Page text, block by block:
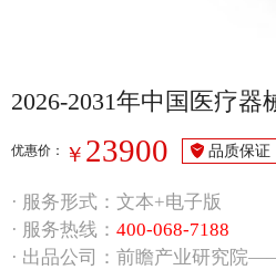
2026-2031年中国医疗
优惠价： ￥ 23900 品质保证
· 服务形式：文本+电子版
· 服务热线： 400-068-7188
· 出品公司：前瞻产业研究院